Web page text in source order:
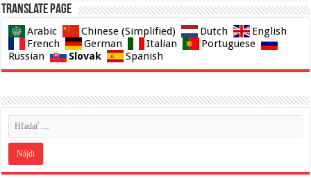
Translate page
Arabic Chinese (Simplified) Dutch
English
French
German Italian
Portuguese
Russian
Slovak Spanish